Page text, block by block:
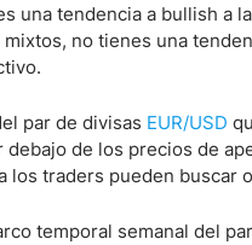
una tendencia a bullish a
no tienes una
par de divisas EUR/USD
de los precios de
los traders pueden
temporal semanal del